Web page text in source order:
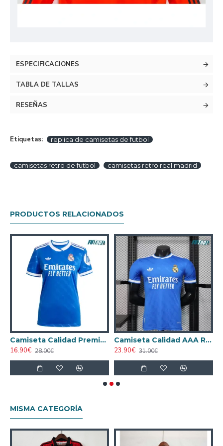
ESPECIFICACIONES
TABLA DE TALLAS
RESEÑAS
Etiquetas: replica de camisetas de futbol
camisetas retro de futbol camisetas retro real madrid
PRODUCTOS RELACIONADOS
Camiseta Calidad Premium Real Madrid Alternativo 2025/26 Mujer
16.90€ 28.00€
Camiseta Calidad AAA Real Madrid Third 2025/26 Versión Jugador
23.90€ 31.00€
MISMA CATEGORÍA